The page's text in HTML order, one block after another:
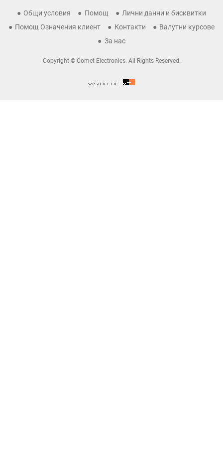
Общи условия Помощ
Лични данни и бисквитки
Помощ Означения клиент
Контакти
Валутни курсове
За нас
Copyright © Comet Electronics. All Rights Reserved.